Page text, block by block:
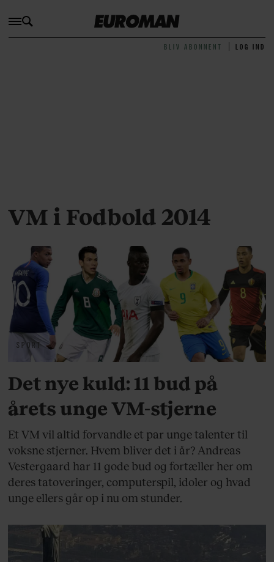
BLIV ABONNENT LOG IND
VM i Fodbold 2014
SPORT
Det nye kuld: 11 bud på
årets unge VM-stjerne
Et VM vil altid forvandle et par unge talenter til
voksne stjerner. Hvem bliver det i år? Andreas
Vestergaard har 11 gode bud og fortæller her om
deres tatoveringer, computerspil, idoler og hvad
unge ellers går op i nu om stunder.